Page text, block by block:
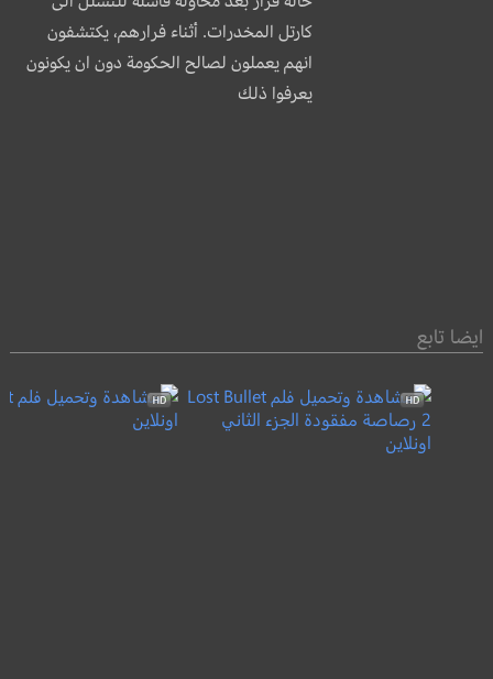
كارتل المخدرات. أثناء فرارهم، يكتشفون
انهم يعملون لصالح الحكومة دون ان يكونون
يعرفوا ذلك
ايضا تابع